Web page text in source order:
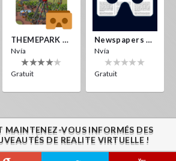
THEMEPARK VR
Nvía
Gratuit
Newspapers Spain VR
Nvía
Gratuit
MAINTENEZ-VOUS INFORMÉS DES
DE REALITE VIRTUELLE !